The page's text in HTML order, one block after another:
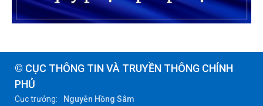
© CỤC THÔNG TIN VÀ TRUYỀN THÔNG CHÍNH
PHỦ
Cục trưởng:
Nguyễn Hồng Sâm